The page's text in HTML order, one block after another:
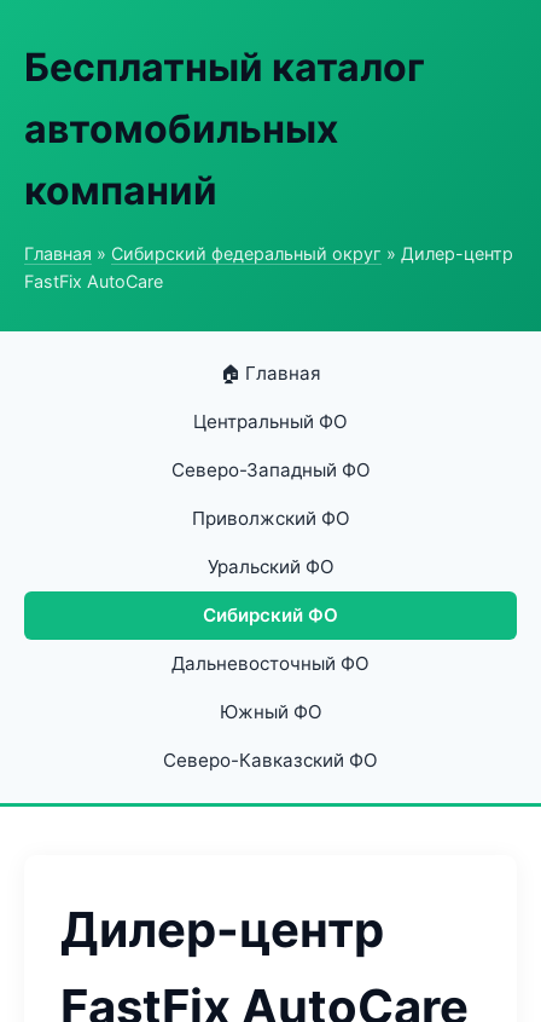
Бесплатный каталог
автомобильных
компаний
Главная » Сибирский федеральный округ » Дилер-центр
FastFix AutoCare
🏠 Главная
Центральный ФО
Северо-Западный ФО
Приволжский ФО
Уральский ФО
Сибирский ФО
Дальневосточный ФО
Южный ФО
Северо-Кавказский ФО
Дилер-центр
FastFix AutoCare